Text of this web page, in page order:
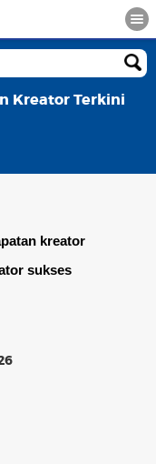
Kreator Terkini
kreator
sukses